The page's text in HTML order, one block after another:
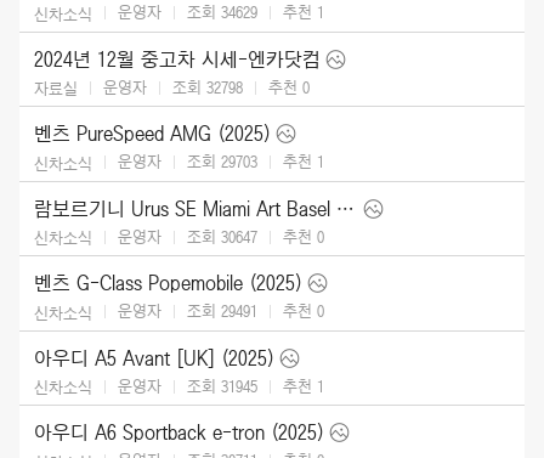
신차소식 운영자 조회 34629 추천 1
2024년 12월 중고차 시세-엔카닷컴
자료실 운영자 조회 32798 추천 0
벤츠 PureSpeed AMG (2025)
신차소식 운영자 조회 29703 추천 1
람보르기니 Urus SE Miami Art Basel (2024)
신차소식 운영자 조회 30647 추천 0
벤츠 G-Class Popemobile (2025)
신차소식 운영자 조회 29491 추천 0
아우디 A5 Avant [UK] (2025)
신차소식 운영자 조회 31945 추천 1
아우디 A6 Sportback e-tron (2025)